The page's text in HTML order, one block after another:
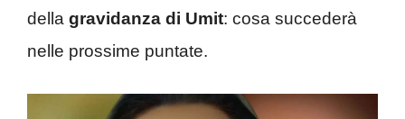
della gravidanza di Umit: cosa succederà
nelle prossime puntate.